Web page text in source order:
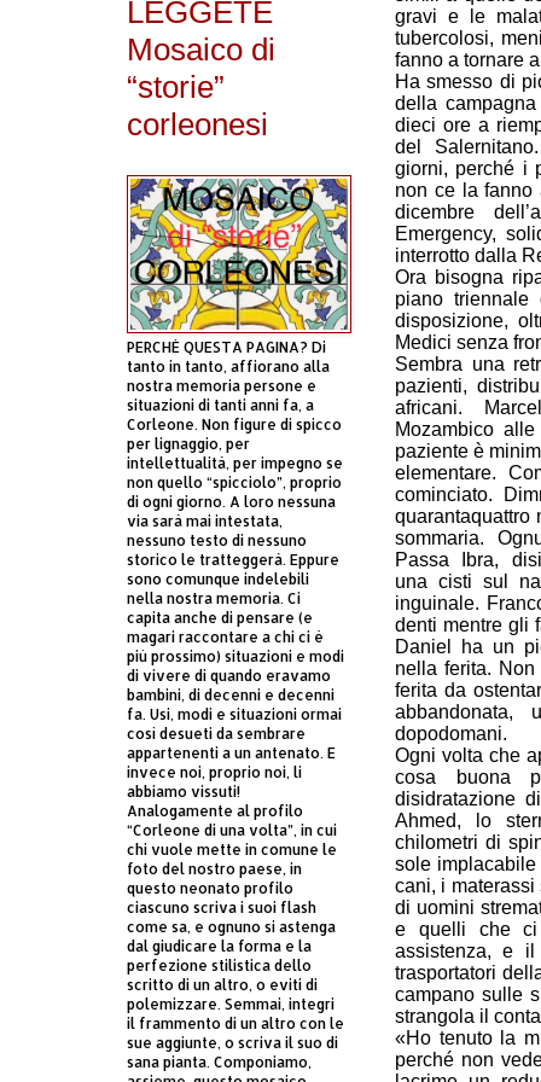
gravi e le
tubercolosi,
fanno a tornare
Ha smesso di
della
dieci ore a
del
giorni, perché i
non ce la
dicembre
Emergency,
interrotto dalla
Ora bisogna
piano
disposizione,
Medici senza
Sembra una
pazienti,
africani.
Mozambico
paziente è
elementare.
cominciato.
quarantaquattro
sommaria.
Passa Ibra,
una cisti sul
inguinale.
denti mentre gli
Daniel ha un
nella ferita.
ferita da
dopodomani.
Ogni volta che
cosa buona
disidratazione
Ahmed, lo
chilometri di
sole
cani, i materassi
di uomini
e quelli che ci
assistenza, e
trasportatori
campano sulle
strangola il
«Ho tenuto la
perché non
LEGGETE
Mosaico di
“storie”
corleonesi
PERCHÈ QUESTA PAGINA? Di
tanto in tanto, affiorano alla
nostra memoria persone e
situazioni di tanti anni fa, a
Corleone. Non figure di spicco
per lignaggio, per
intellettualità, per impegno se
non quello “spicciolo”, proprio
di ogni giorno. A loro nessuna
via sarà mai intestata,
nessuno testo di nessuno
storico le tratteggerà. Eppure
sono comunque indelebili
nella nostra memoria. Ci
capita anche di pensare (e
magari raccontare a chi ci è
più prossimo) situazioni e modi
di vivere di quando eravamo
bambini, di decenni e decenni
fa. Usi, modi e situazioni ormai
così desueti da sembrare
appartenenti a un antenato. E
invece noi, proprio noi, li
abbiamo vissuti!
Analogamente al profilo
“Corleone di una volta”, in cui
chi vuole mette in comune le
foto del nostro paese, in
questo neonato profilo
ciascuno scriva i suoi flash
come sa, e ognuno si astenga
dal giudicare la forma e la
perfezione stilistica dello
scritto di un altro, o eviti di
polemizzare. Semmai, integri
il frammento di un altro con le
sue aggiunte, o scriva il suo di
sana pianta. Componiamo,